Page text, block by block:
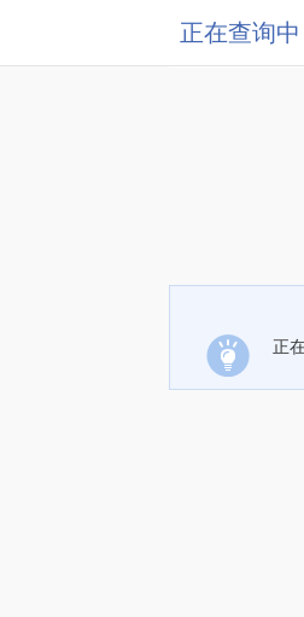
正在查询中
正